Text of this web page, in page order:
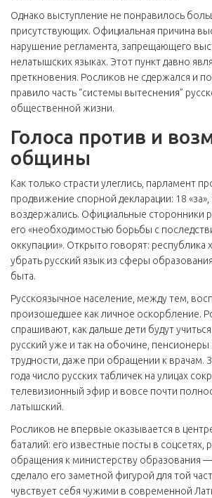
Однако выступление не понравилось
присутствующих. Официальная причина
нарушение регламента, запрещающего
нелатышских языках. Этот пункт давно
преткновения. Росликов не сдержался и
правило часть “системы вытеснения”
общественной жизни.
Голоса против и
общины
Как только страсти улеглись, парламент
продвижение спорной декларации: 18
воздержались. Официальные сторонники
его «необходимостью борьбы с
оккупации». Открыто говорят: республика
убрать русский язык из сферы
быта.
Русскоязычное население, между тем,
произошедшее как личное оскорбление.
спрашивают, как дальше дети будут
русский уже и так на обочине,
трудности, даже при обращении к врачам.
года число русских табличек на улицах
телевизионный эфир и вовсе почти
латышский.
Росликов не впервые оказывается в
баталий: его известные посты в соцсетях,
обращения к министерству образования
сделало его заметной фигурой для той
чувствует себя чужими в современной